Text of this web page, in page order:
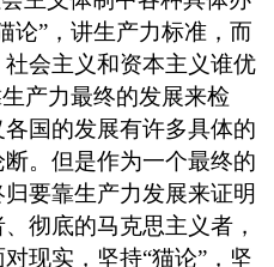
论”，讲生产力标准，而
会主义和资本主义谁优
产力最终的发展来检
国的发展有许多具体的
。但是作为一个最终的
要靠生产力发展来证明
彻底的马克思主义者，
现实，坚持“猫论”，坚